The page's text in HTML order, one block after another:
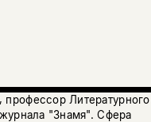
профессор Литературного
"Знамя". Сфера